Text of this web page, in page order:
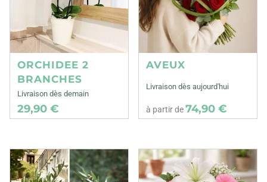
ORCHIDEE 2
BRANCHES
Livraison dès demain
29,90 €
AVEUX
Livraison dès aujourd'hui
à partir de74,90 €